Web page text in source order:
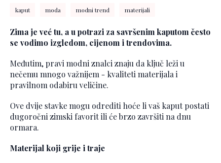
kaput moda modni trend materijali
Zima je već tu, a u potrazi za savršenim kaputom često
se vodimo izgledom, cijenom i trendovima.
Međutim, pravi modni znalci znaju da ključ leži u
nečemu mnogo važnijem - kvaliteti materijala i
pravilnom odabiru veličine.
Ove dvije stavke mogu odrediti hoće li vaš kaput postati
dugoročni zimski favorit ili će brzo završiti na dnu
ormara.
Materijal koji grije i traje